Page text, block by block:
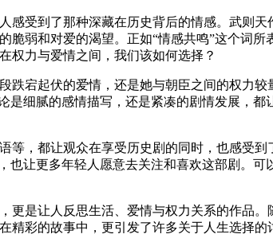
感受到了那种深藏在历史背后的情感。武则
弱和对爱的渴望。正如“情感共鸣”这个词所
权力与爱情之间，我们该如何选择？
宕起伏的爱情，还是她与朝臣之间的权力
细腻的感情描写，还是紧凑的剧情发展，都
，都让观众在享受历史剧的同时，也感受
让更多年轻人愿意去关注和喜欢这部剧。可
是让人反思生活、爱情与权力关系的作品
彩的故事中，更引发了许多关于人生选择的